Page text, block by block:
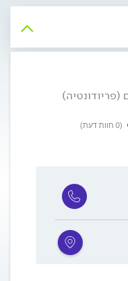
(פריודונטיה)
(0 חוות דעת)